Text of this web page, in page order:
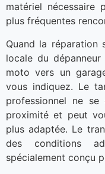
matériel nécessaire
plus fréquentes
Quand la réparation
locale du
moto vers un
vous indiquez. Le
professionnel ne
proximité et peut
plus adaptée. Le
des conditions
spécialement conçu